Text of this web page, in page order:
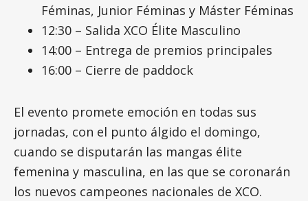
Féminas, Junior Féminas y Máster Féminas
12:30 – Salida XCO Élite Masculino
14:00 – Entrega de premios principales
16:00 – Cierre de paddock
El evento promete emoción en todas sus
jornadas, con el punto álgido el domingo,
cuando se disputarán las mangas élite
femenina y masculina, en las que se coronarán
los nuevos campeones nacionales de XCO.